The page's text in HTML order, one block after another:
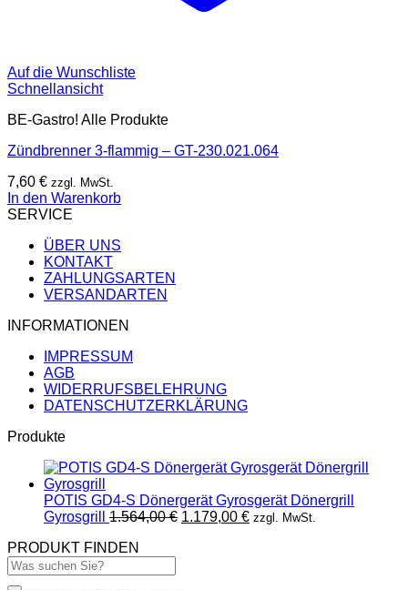
Auf die Wunschliste
Schnellansicht
BE-Gastro! Alle Produkte
Zündbrenner 3-flammig – GT-230.021.064
7,60 € zzgl. MwSt.
In den Warenkorb
SERVICE
ÜBER UNS
KONTAKT
ZAHLUNGSARTEN
VERSANDARTEN
INFORMATIONEN
IMPRESSUM
AGB
WIDERRUFSBELEHRUNG
DATENSCHUTZERKLÄRUNG
Produkte
POTIS GD4-S Dönergerät Gyrosgerät Dönergrill
Gyrosgrill
1.564,00€ Ursprünglicher
1.179,00 €Aktueller
zzgl. MwSt.
PRODUKT FINDEN
Suchen
nach: